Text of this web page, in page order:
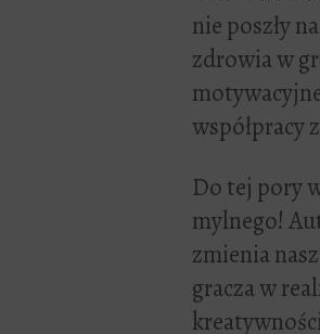
nie poszły
zdrowia w
Do tej pory
mylnego!
zmienia
gracza w